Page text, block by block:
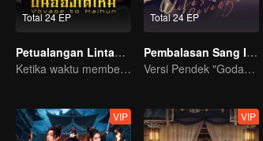
Total 24 EP
Petualangan Lintas Waktu
Ketika waktu memberi kesempatan kedua...
Total 24 EP
Pembalasan Sang Istri
Versi Pendek "Godaan Pulang"
VIP VIP